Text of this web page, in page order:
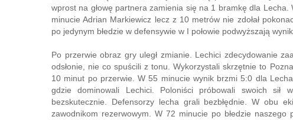
wprost na głowę partnera zamienia się na 1 bramkę dla
minucie Adrian Markiewicz lecz z 10 metrów nie zdołał
po jedynym błedzie w defensywie w I połowie podwyższają
Po przerwie obraz gry uległ zmianie. Lechici zdecydowanie
odsłonie, nie co spuścili z tonu. Wykorzystali skrzętnie to
10 minut po przerwie. W 55 minucie wynik brzmi 5:0 dla
gdzie dominowali Lechici. Poloniści próbowali swoich sił
bezskutecznie. Defensorzy lecha grali bezbłędnie. W obu
zawodnikom rezerwowym. W 72 minucie po błedzie